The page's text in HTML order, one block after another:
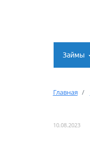
Займы
Главная
10.08.2023